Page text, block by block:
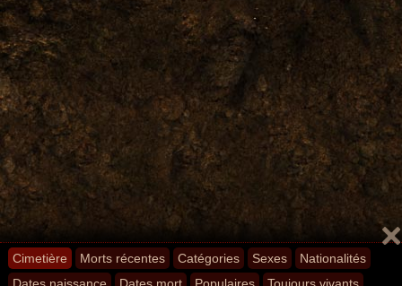
Cimetière Morts récentes Catégories Sexes
Nationalités